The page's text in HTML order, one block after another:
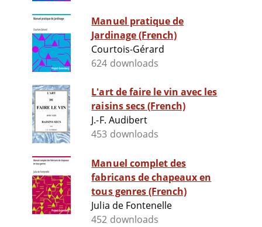
Manuel pratique de
Jardinage (French)
Courtois-Gérard
624 downloads
L'art de faire le vin avec les
raisins secs (French)
J.-F. Audibert
453 downloads
Manuel complet des
fabricans de chapeaux en
tous genres (French)
Julia de Fontenelle
452 downloads